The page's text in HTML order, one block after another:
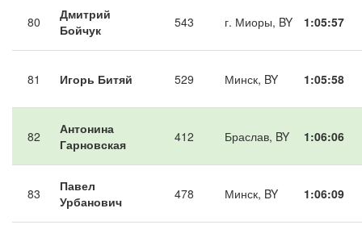
80
Дмитрий
Бойчук
543 г. Миоры, BY 1:05:57
81 Игорь Битяй 529 Минск, BY 1:05:58
82
Антонина
Гарновская
412 Браслав, BY 1:06:06
83
Павел
Урбанович
478 Минск, BY 1:06:09